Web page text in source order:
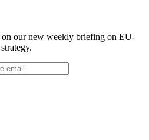
on our new weekly briefing on EU-